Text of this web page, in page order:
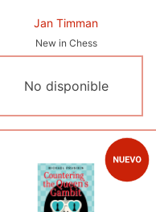
Jan Timman
New in Chess
No disponible